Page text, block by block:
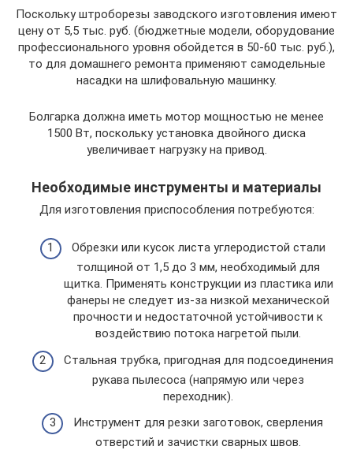
Поскольку штроборезы заводского изготовления имеют
цену от 5,5 тыс. руб. (бюджетные модели, оборудование
профессионального уровня обойдется в 50-60 тыс. руб.),
то для домашнего ремонта применяют самодельные
насадки на шлифовальную машинку.
Болгарка должна иметь мотор мощностью не менее
1500 Вт, поскольку установка двойного диска
увеличивает нагрузку на привод.
Необходимые инструменты и материалы
Для изготовления приспособления потребуются:
Обрезки или кусок листа углеродистой стали
толщиной от 1,5 до 3 мм, необходимый для
щитка. Применять конструкции из пластика или
фанеры не следует из-за низкой механической
прочности и недостаточной устойчивости к
воздействию потока нагретой пыли.
Стальная трубка, пригодная для подсоединения
рукава пылесоса (напрямую или через
переходник).
Инструмент для резки заготовок, сверления
отверстий и зачистки сварных швов.